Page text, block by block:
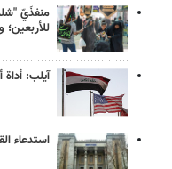
منفذَيّ
للأربعين؛
آيلب: أداة
استدعاء